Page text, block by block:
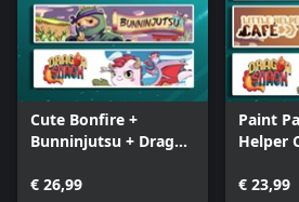
Cute Bonfire +
Bunninjutsu + Dragon
€ 26,99
Paint
Helper
€ 23,99